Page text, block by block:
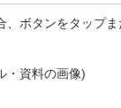
ボタンをタップま
・資料の画像)